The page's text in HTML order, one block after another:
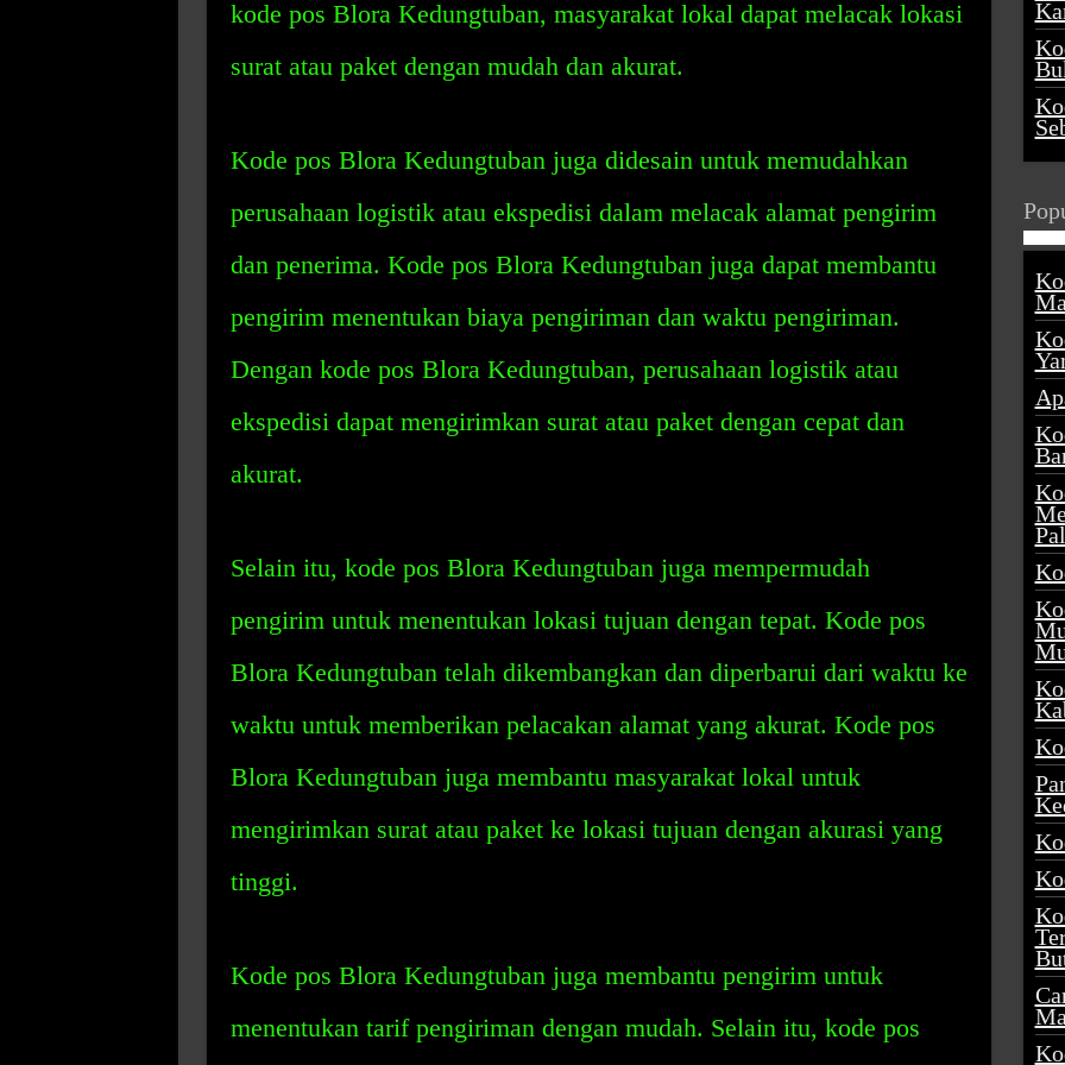
kode pos Blora Kedungtuban, masyarakat lokal dapat melacak lokasi
surat atau paket dengan mudah dan akurat.
Kode pos Blora Kedungtuban juga didesain untuk memudahkan
perusahaan logistik atau ekspedisi dalam melacak alamat pengirim
dan penerima. Kode pos Blora Kedungtuban juga dapat membantu
pengirim menentukan biaya pengiriman dan waktu pengiriman.
Dengan kode pos Blora Kedungtuban, perusahaan logistik atau
ekspedisi dapat mengirimkan surat atau paket dengan cepat dan
akurat.
Selain itu, kode pos Blora Kedungtuban juga mempermudah
pengirim untuk menentukan lokasi tujuan dengan tepat. Kode pos
Blora Kedungtuban telah dikembangkan dan diperbarui dari waktu ke
waktu untuk memberikan pelacakan alamat yang akurat. Kode pos
Blora Kedungtuban juga membantu masyarakat lokal untuk
mengirimkan surat atau paket ke lokasi tujuan dengan akurasi yang
tinggi.
Kode pos Blora Kedungtuban juga membantu pengirim untuk
menentukan tarif pengiriman dengan mudah. Selain itu, kode pos